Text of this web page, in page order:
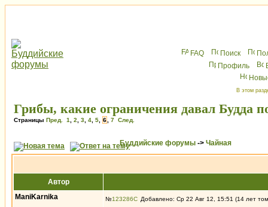
FAQ Поиск
Профиль
В этом
Грибы, какие ограничения давал Будда
Страницы Пред. 1 2 3 4 5 6 7 След.
Буддийские форумы -> Чайная
Автор
ManiKarnika
№123286 Добавлено: Ср 22 Авг 12, 15:51 (14 лет